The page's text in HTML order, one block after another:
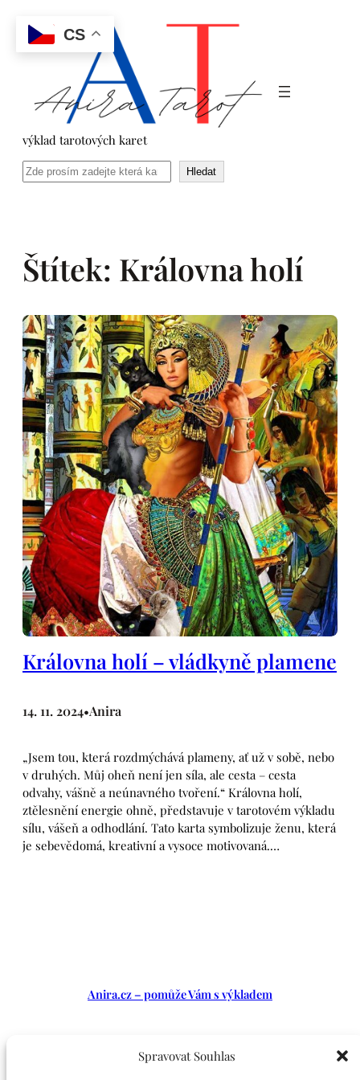
Spravovat Souhlas
obsah
výklad tarotových karet
Hledat
Hledat
Štítek: Královna holí
Královna holí – vládkyně plamene
14. 11. 2024•Anira
„Jsem tou, která rozdmýchává plameny, ať už v sobě, nebo
v druhých. Můj oheň není jen síla, ale cesta – cesta
odvahy, vášně a neúnavného tvoření.“ Královna holí,
ztělesnění energie ohně, představuje v tarotovém výkladu
sílu, vášeň a odhodlání. Tato karta symbolizuje ženu, která
je sebevědomá, kreativní a vysoce motivovaná.…
Anira.cz – pomůže Vám s výkladem
LinkedIn Facebook Instagram
CS